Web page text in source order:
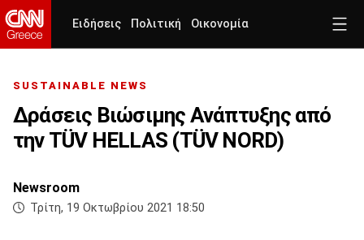
Ειδήσεις Πολιτική Οικονομία
SUSTAINABLE NEWS
Δράσεις Βιώσιμης Ανάπτυξης από
την TÜV HELLAS (TÜV NORD)
Newsroom
Τρίτη, 19 Οκτωβρίου 2021 18:50